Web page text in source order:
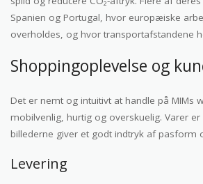
Spanien og Portugal, hvor europæiske
overholdes, og hvor transportafstandene
Shoppingoplevelse og
Det er nemt og intuitivt at handle på MIMs
mobilvenlig, hurtig og overskuelig. Varer
billederne giver et godt indtryk af pasform
Levering